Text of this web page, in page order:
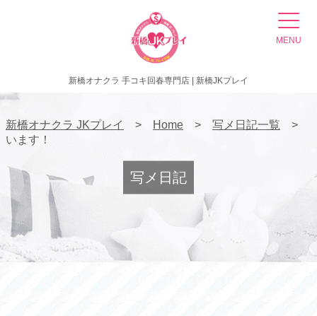
新橋オナクラ 手コキ回春専門店 | 新橋JKプレイ
MENU
新橋オナクラ JKプレイ Home
写メ日記一覧
います！
写メ日記